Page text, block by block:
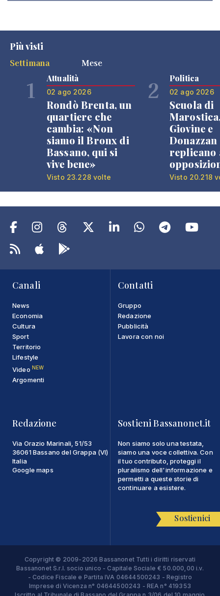
Più visti
Settimana
Mese
1 Attualità
02 ago 2026
Rondò Brenta, un
quartiere che
cambia: «Non
siamo il Bronx di
Bassano, qui si
vive bene»
Visto 23.228 volte
2 Politica
02 ago 2026
Scuola di
Giovine e
Donazzan
replicano
Visto 20.218
Canali
News
Economia
Cultura
Sport
Territorio
Lifestyle
Video NEW
Argomenti
Contatti
Gruppo
Redazione
Pubblicità
Lavora con noi
Redazione
Via Orazio Marinali, 51/53
36061 Bassano del Grappa (VI)
Italia
Google maps
Sostieni Bassanonet.it
Non siamo solo una testata,
siamo una voce collettiva. Con
il tuo contributo, proteggi il
pluralismo dell'informazione e
permetti a queste storie di
continuare a esistere.
Sostienici
Copyright © 2009-2026 Bassanonet Tutti i diritti riservati
Bassanonet S.r.l. socio unico - Capitale Sociale € 50.000,00 i.v.
- Codice Fiscale e Partita IVA 04644500243 - Registro
Imprese di Vicenza n° 04644500243 - REA n° 419353